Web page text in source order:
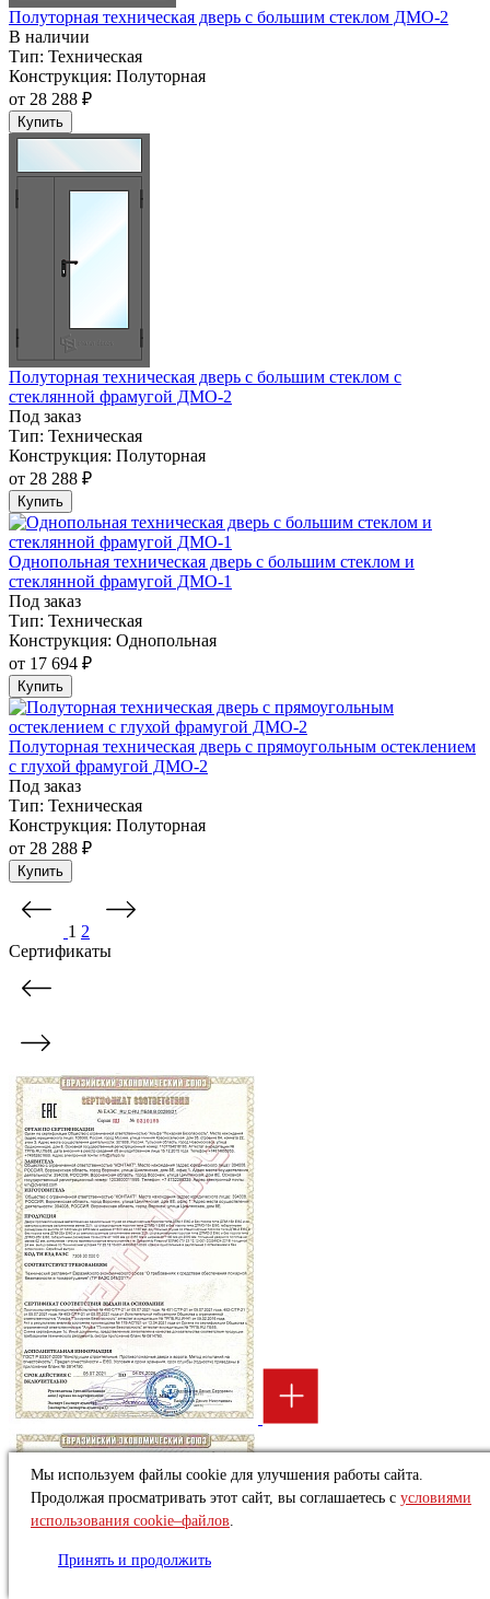
Полуторная техническая дверь с большим стеклом ДМО-2
В наличии
Тип: Техническая
Конструкция: Полуторная
от 28 288 ₽
Купить
Полуторная техническая дверь с большим стеклом с
стеклянной фрамугой ДМО-2
Под заказ
Тип: Техническая
Конструкция: Полуторная
от 28 288 ₽
Купить
Однопольная техническая дверь с большим стеклом и
стеклянной фрамугой ДМО-1
Под заказ
Тип: Техническая
Конструкция: Однопольная
от 17 694 ₽
Купить
Полуторная техническая дверь с прямоугольным остеклением
с глухой фрамугой ДМО-2
Под заказ
Тип: Техническая
Конструкция: Полуторная
от 28 288 ₽
Купить
1 2
Сертификаты
Мы используем файлы cookie для улучшения работы сайта.
Продолжая просматривать этот сайт, вы соглашаетесь с условиями
использования cookie–файлов.
Принять и продолжить